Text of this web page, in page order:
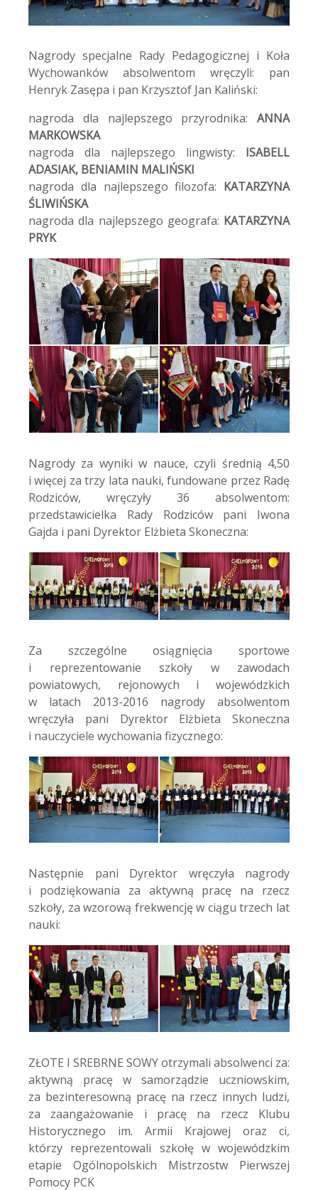
Nagrody specjalne Rady Pedagogicznej i Koła
Wychowanków absolwentom wręczyli: pan
Henryk Zasępa i pan Krzysztof Jan Kaliński:
nagroda dla najlepszego przyrodnika: ANNA
MARKOWSKA
nagroda dla najlepszego lingwisty: ISABELL
ADASIAK, BENIAMIN MALIŃSKI
nagroda dla najlepszego filozofa: KATARZYNA
ŚLIWIŃSKA
nagroda dla najlepszego geografa: KATARZYNA
PRYK
Nagrody za wyniki w nauce, czyli średnią 4,50
i więcej za trzy lata nauki, fundowane przez Radę
Rodziców, wręczyły 36 absolwentom:
przedstawicielka Rady Rodziców pani Iwona
Gajda i pani Dyrektor Elżbieta Skoneczna:
Za szczególne osiągnięcia sportowe
i reprezentowanie szkoły w zawodach
powiatowych, rejonowych i wojewódzkich
w latach 2013-2016 nagrody absolwentom
wręczyła pani Dyrektor Elżbieta Skoneczna
i nauczyciele wychowania fizycznego:
Następnie pani Dyrektor wręczyła nagrody
i podziękowania za aktywną pracę na rzecz
szkoły, za wzorową frekwencję w ciągu trzech lat
nauki:
ZŁOTE I SREBRNE SOWY otrzymali absolwenci za:
aktywną pracę w samorządzie uczniowskim,
za bezinteresowną pracę na rzecz innych ludzi,
za zaangażowanie i pracę na rzecz Klubu
Historycznego im. Armii Krajowej oraz ci,
którzy reprezentowali szkołę w wojewódzkim
etapie Ogólnopolskich Mistrzostw Pierwszej
Pomocy PCK